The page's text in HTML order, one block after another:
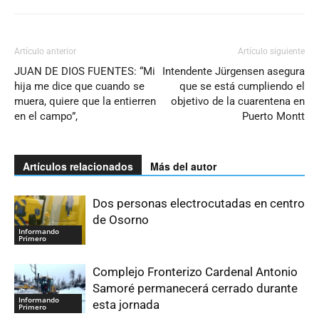
Artículo anterior
JUAN DE DIOS FUENTES: “Mi
hija me dice que cuando se
muera, quiere que la entierren
en el campo”,
Artículo siguiente
Intendente Jürgensen asegura
que se está cumpliendo el
objetivo de la cuarentena en
Puerto Montt
Artículos relacionados Más del autor
Informando
Primero
Dos personas electrocutadas en centro
de Osorno
Informando
Primero
Complejo Fronterizo Cardenal Antonio
Samoré permanecerá cerrado durante
esta jornada